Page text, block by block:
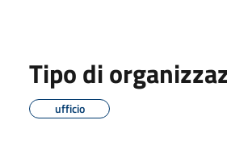
Tipo di
ufficio